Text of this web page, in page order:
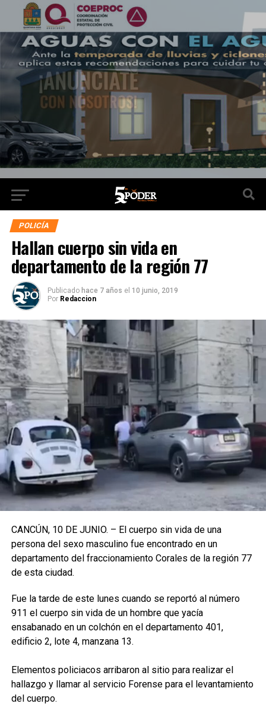
POLICÍA
Hallan cuerpo sin vida en
departamento de la región 77
Publicado hace 7 años el 10 junio, 2019
Por Redaccion
CANCÚN, 10 DE JUNIO. – El cuerpo sin vida de una
persona del sexo masculino fue encontrado en un
departamento del fraccionamiento Corales de la región 77
de esta ciudad.
Fue la tarde de este lunes cuando se reportó al número
911 el cuerpo sin vida de un hombre que yacía
ensabanado en un colchón en el departamento 401,
edificio 2, lote 4, manzana 13.
Elementos policiacos arribaron al sitio para realizar el
hallazgo y llamar al servicio Forense para el levantamiento
del cuerpo.